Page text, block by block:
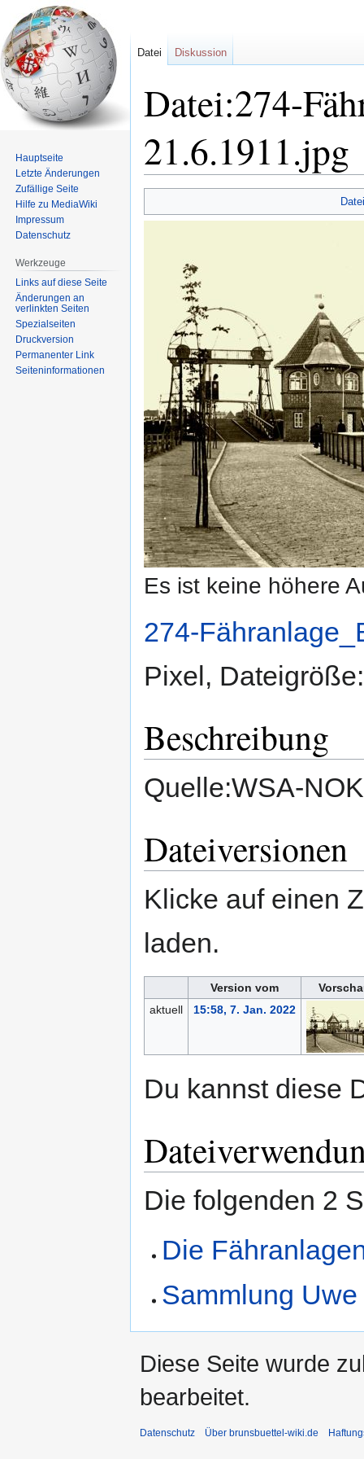
Datei:274-
21.6.1911.jpg
Navigation
Suche
Es ist keine höhere
274-
Pixel,
Beschreibung
Quelle:WSA-NOK
Dateiversionen
Klicke auf einen
laden.
Version vom
aktuell
15:58, 7. Jan. 2022
Du kannst diese
Die folgenden 2
Die
Sammlung
Datei Diskussion
Hauptseite
Letzte Änderungen
Zufällige Seite
Hilfe zu MediaWiki
Impressum
Datenschutz
Werkzeuge
Links auf diese Seite
Änderungen an
verlinkten Seiten
Spezialseiten
Druckversion
Permanenter Link
Seiten­informationen
Diese Seite wurde
bearbeitet.
Datenschutz Über brunsbuettel-wiki.de